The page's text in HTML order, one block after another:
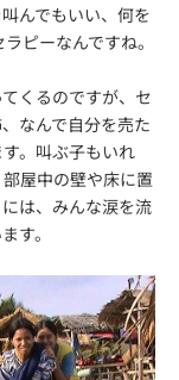
んでもいい、何を
ピーなんですね。
くるのですが、セ
なんで自分を売た
。叫ぶ子もいれ
屋中の壁や床に置
は、みんな涙を流
す。